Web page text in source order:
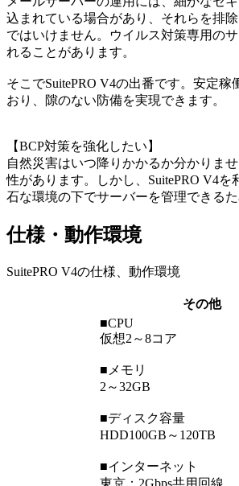
込まれている場合があり、それらを排
ではいけません。ウイルス対策専用の
れることがあります。
そこでSuitePRO V4の出番です。安定
おり、隙のない防備を実現できます。
【BCP対策を強化したい】
自然災害はいつ降りかかるか分かりま
性があります。しかし、SuitePRO V4
石な環境の下でサーバーを管理できる
仕様・動作環境
SuitePRO V4の仕様、動作環境
その他
■CPU
仮想2～8コア
■メモリ
2～32GB
■ディスク容量
HDD100GB～120TB
■インターネット